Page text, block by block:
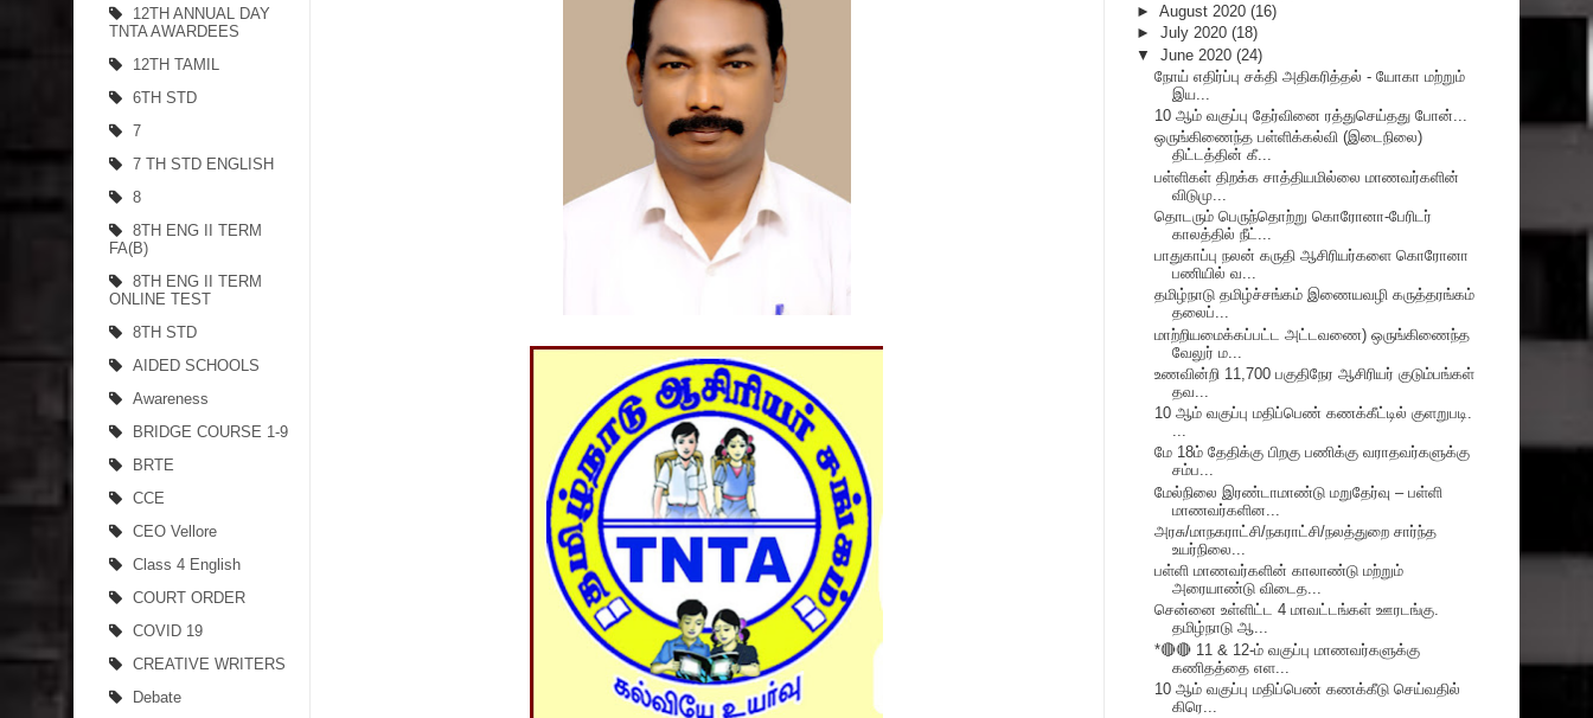
12TH ANNUAL DAY
TNTA AWARDEES
12TH TAMIL
6TH STD
7
7 TH STD ENGLISH
8
8TH ENG II TERM
FA(B)
8TH ENG II TERM
ONLINE TEST
8TH STD
AIDED SCHOOLS
Awareness
BRIDGE COURSE 1-9
BRTE
CCE
CEO Vellore
Class 4 English
COURT ORDER
COVID 19
CREATIVE WRITERS
Debate
► August 2020 (16)
► July 2020 (18)
▼ June 2020 (24)
நோய் எதிர்ப்பு சக்தி அதிகரித்தல் - யோகா மற்றும்
இய...
10 ஆம் வகுப்பு தேர்வினை ரத்துசெய்தது போன்...
ஒருங்கிணைந்த பள்ளிக்கல்வி (இடைநிலை)
திட்டத்தின் கீ...
பள்ளிகள் திறக்க சாத்தியமில்லை மாணவர்களின்
விடுமு...
தொடரும் பெருந்தொற்று கொரோனா-பேரிடர்
காலத்தில் நீட்...
பாதுகாப்பு நலன் கருதி ஆசிரியர்களை கொரோனா
பணியில் வ...
தமிழ்நாடு தமிழ்ச்சங்கம் இணையவழி கருத்தரங்கம்
தலைப்...
மாற்றியமைக்கப்பட்ட அட்டவணை) ஒருங்கிணைந்த
வேலுர் ம...
உணவின்றி 11,700 பகுதிநேர ஆசிரியர் குடும்பங்கள்
தவ...
10 ஆம் வகுப்பு மதிப்பெண் கணக்கீட்டில் குளறுபடி.
...
மே 18ம் தேதிக்கு பிறகு பணிக்கு வராதவர்களுக்கு
சம்ப...
மேல்நிலை இரண்டாமாண்டு மறுதேர்வு – பள்ளி
மாணவர்களின...
அரசு/மாநகராட்சி/நகராட்சி/நலத்துறை சார்ந்த
உயர்நிலை...
பள்ளி மாணவர்களின் காலாண்டு மற்றும்
அரையாண்டு விடைத...
சென்னை உள்ளிட்ட 4 மாவட்டங்கள் ஊரடங்கு.
தமிழ்நாடு ஆ...
*🔴🔴 11 & 12-ம் வகுப்பு மாணவர்களுக்கு
கணிதத்தை எள...
10 ஆம் வகுப்பு மதிப்பெண் கணக்கீடு செய்வதில்
கிரெ...